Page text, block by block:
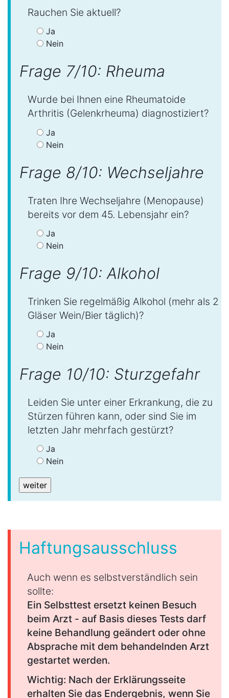
Rauchen Sie aktuell?
Ja
Nein
Frage 7/10: Rheuma
Wurde bei Ihnen eine Rheumatoide
Arthritis (Gelenkrheuma) diagnostiziert?
Ja
Nein
Frage 8/10: Wechseljahre
Traten Ihre Wechseljahre (Menopause)
bereits vor dem 45. Lebensjahr ein?
Ja
Nein
Frage 9/10: Alkohol
Trinken Sie regelmäßig Alkohol (mehr als 2
Gläser Wein/Bier täglich)?
Ja
Nein
Frage 10/10: Sturzgefahr
Leiden Sie unter einer Erkrankung, die zu
Stürzen führen kann, oder sind Sie im
letzten Jahr mehrfach gestürzt?
Ja
Nein
Haftungsausschluss
Auch wenn es selbstverständlich sein
sollte:
Ein Selbsttest ersetzt keinen Besuch
beim Arzt - auf Basis dieses Tests darf
keine Behandlung geändert oder ohne
Absprache mit dem behandelnden Arzt
gestartet werden.
Wichtig: Nach der Erklärungsseite
erhalten Sie das Endergebnis, wenn Sie